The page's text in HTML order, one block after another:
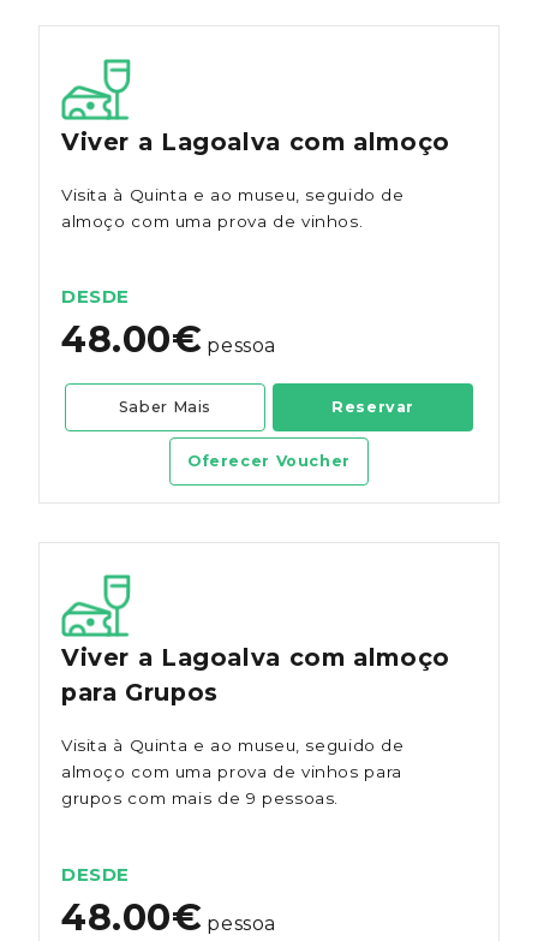
Viver a Lagoalva com almoço
Visita à Quinta e ao museu, seguido de
almoço com uma prova de vinhos.
DESDE
48.00€ pessoa
Saber Mais Reservar
Oferecer Voucher
Viver a Lagoalva com almoço
para Grupos
Visita à Quinta e ao museu, seguido de
almoço com uma prova de vinhos para
grupos com mais de 9 pessoas.
DESDE
48.00€ pessoa